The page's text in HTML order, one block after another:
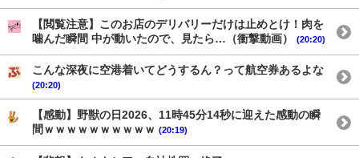
【閲覧注意】このお店のデリバリーだけは止めとけ！肉を
噛んだ瞬間 中が動いたので、見たら…（衝撃動画）
(20:20)
こんな深夜に空港着いてどうするん？って航空券あるよな
(20:20)
【感動】野獣の日2026、11時45分14秒に迎えた感動の瞬
間ｗｗｗｗｗｗｗｗｗｗ (20:19)